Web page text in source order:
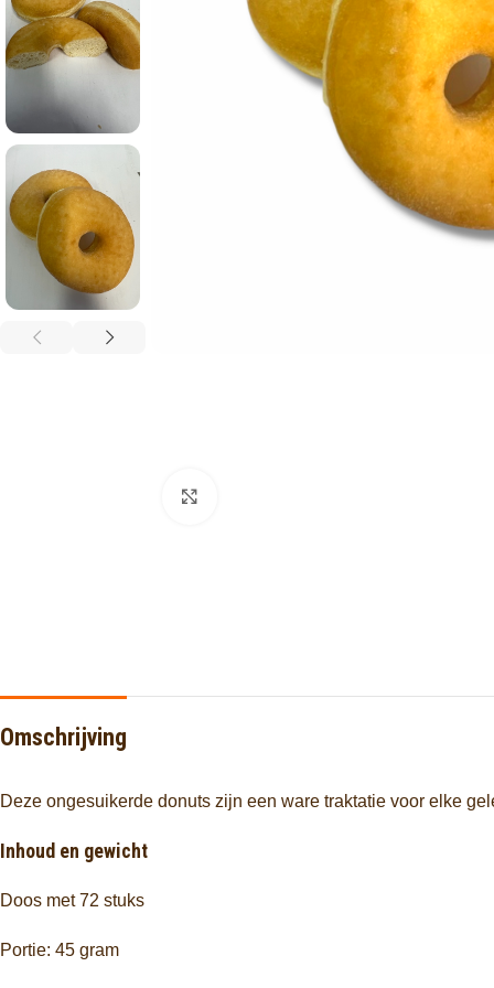
Omschrijving
Deze ongesuikerde donuts zijn een ware traktatie voor elke
Inhoud en gewicht
Doos met 72 stuks
Portie: 45 gram